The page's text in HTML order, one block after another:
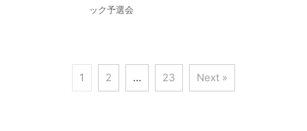
ック予選会
1 2 … 23 Next »